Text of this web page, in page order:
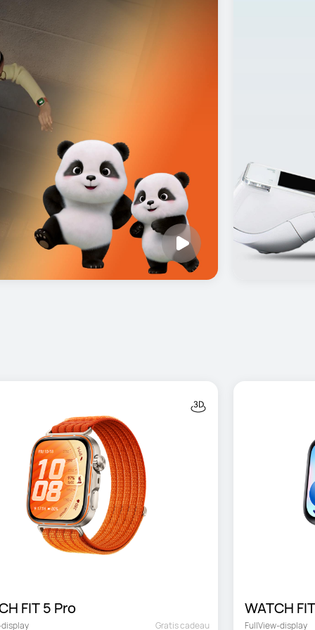
FIT 5 Pro
Gratis cadeau
WATCH
FullView-display